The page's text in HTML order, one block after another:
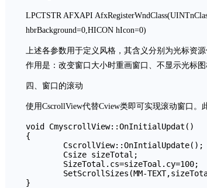
LPCTSTR AFXAPI
hbrBackground=0,HICON hIcon=0)
上述各参数用于定义风格，其含义分别为光标资
作用是：改变窗口大小时重画窗口、不显示光标图
四、窗口的滚动
使用CscrollView代替Cview类即可实现滚动窗口。
void CmyscrollView::OnInitialUpdat()
{
        CscrollView::OnIntialUpdate();
        Csize sizeTotal;
        SizeTotal.cs=sizeToal.cy=100;
SetScrollSizes(MM-
}